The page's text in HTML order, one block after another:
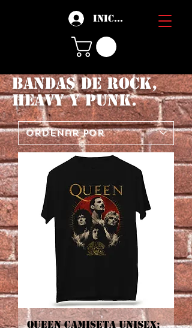
Iniciar sesión
BANDAS DE ROCK,
HEAVY Y PUNK.
Queen camiseta Unisex: